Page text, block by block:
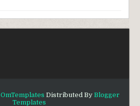
OmTemplates Distributed By Blogger
Templates